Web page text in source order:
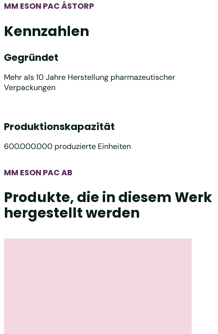
MM ESON PAC ÅSTORP
Kennzahlen
Gegründet
Mehr als 10 Jahre Herstellung pharmazeutischer
Verpackungen
Produktionskapazität
600.000.000 produzierte Einheiten
MM ESON PAC AB
Produkte, die in diesem Werk
hergestellt werden